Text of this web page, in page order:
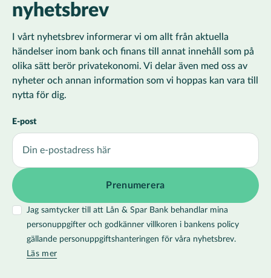
nyhetsbrev
I vårt nyhetsbrev informerar vi om allt från aktuella
händelser inom bank och finans till annat innehåll som på
olika sätt berör privatekonomi. Vi delar även med oss av
nyheter och annan information som vi hoppas kan vara till
nytta för dig.
E-post
Jag samtycker till att Lån & Spar Bank behandlar mina
personuppgifter och godkänner villkoren i bankens policy
gällande personuppgiftshanteringen för våra nyhetsbrev.
Läs mer